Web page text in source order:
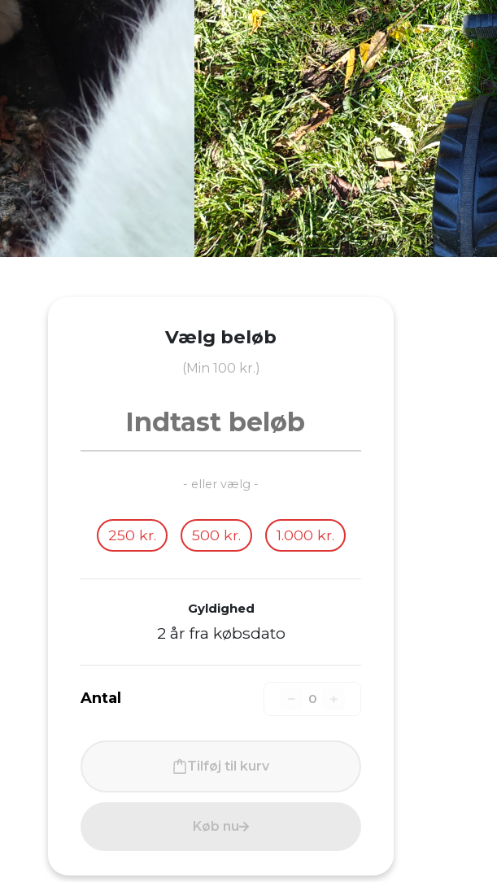
Vælg beløb
(Min 100 kr.)
- eller vælg -
250 kr. 500 kr. 1.000 kr.
Gyldighed
2 år fra købsdato
Antal 0
Tilføj til kurv
Køb nu